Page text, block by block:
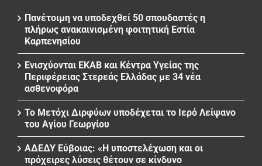
Πανέτοιμη να υποδεχθεί 50 σπουδαστές η
πλήρως ανακαινισμένη φοιτητική Εστία
Καρπενησίου
Ενισχύονται ΕΚΑΒ και Κέντρα Υγείας της
Περιφέρειας Στερεάς Ελλάδας με 34 νέα
ασθενοφόρα
Το Μετόχι Διρφύων υποδέχεται το Ιερό Λείψανο
του Αγίου Γεωργίου
ΑΔΕΔΥ Εύβοιας: «Η υποστελέχωση και οι
πρόχειρες λύσεις θέτουν σε κίνδυνο